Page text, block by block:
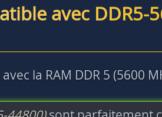
avec DDR5-
la RAM DDR 5 (5600